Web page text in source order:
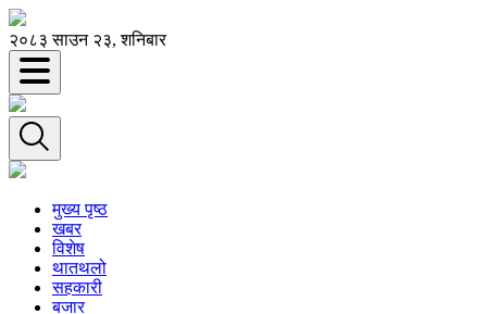
२०८३ साउन २३, शनिबार
मुख्य पृष्ठ
खबर
विशेष
थातथलो
सहकारी
बजार